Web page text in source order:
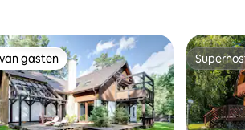
gasten
gasten